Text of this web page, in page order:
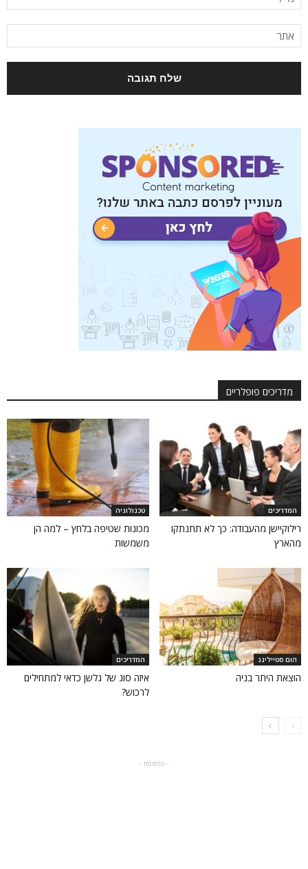
מדריכים פופלריים
המדריכים
רילוקיישן מהעבודה: כך לא תתנתקו
מהארץ
טכנולוגיה
מכונות שטיפה בלחץ – למה הן
משמשות
הום סטיילינג
הוצאת היתר בניה
המדריכים
איזה סוג של גלשן כדאי למתחילים
לרכוש?
- פרסומת -